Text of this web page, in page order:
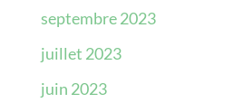
septembre 2023
juillet 2023
juin 2023